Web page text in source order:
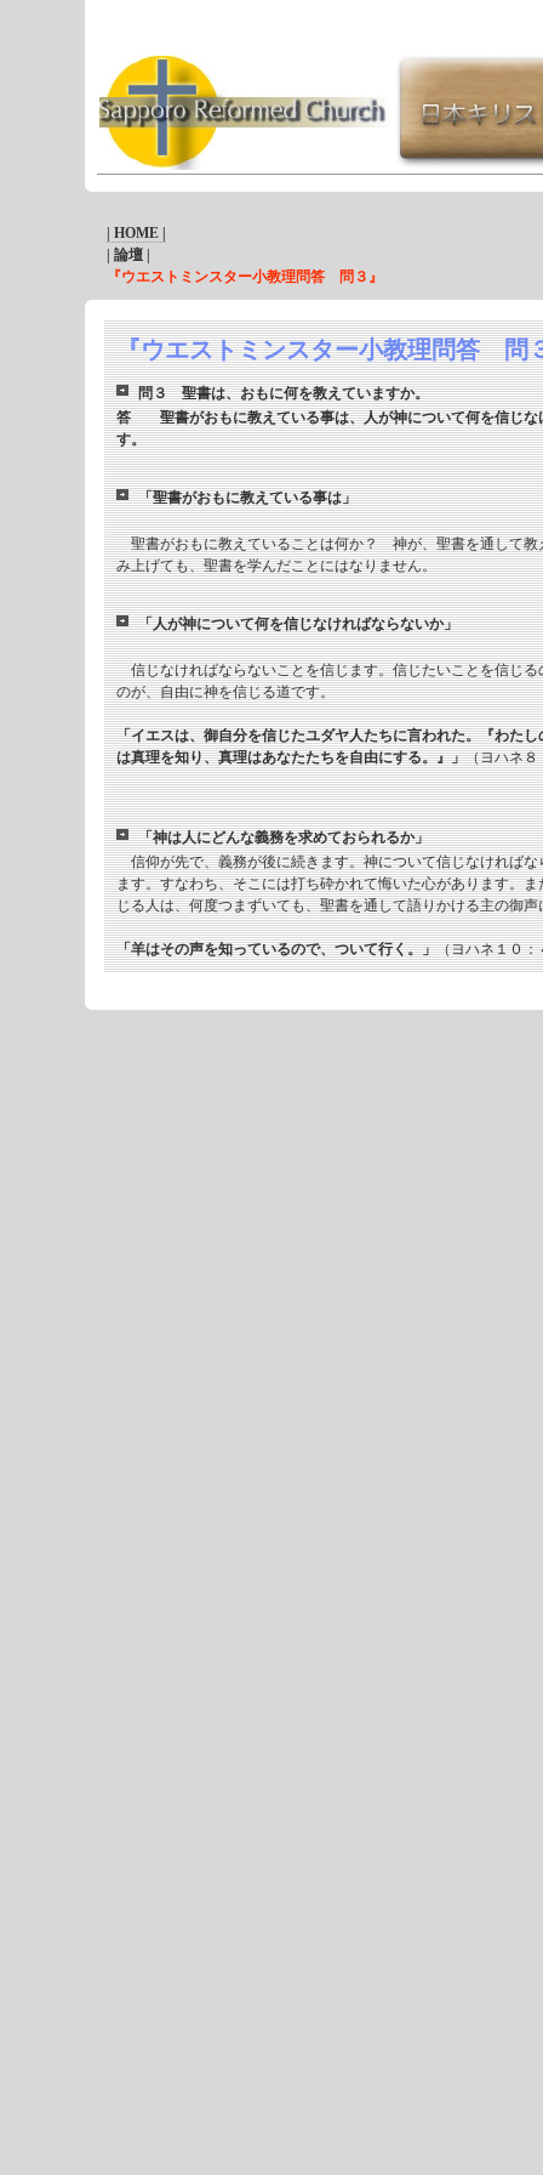
| HOME |
| 論壇 |
『ウエストミンスター小教理問答 問３』
『ウエストミンスター小教理問答 問
問３ 聖書は、おもに何を教えていますか。
答 聖書がおもに教えている事は、人が神について何を信じな
す。
「聖書がおもに教えている事は」
聖書がおもに教えていることは何か？ 神が、聖書を通して教
み上げても、聖書を学んだことにはなりません。
「人が神について何を信じなければならないか」
信じなければならないことを信じます。信じたいことを信じる
のが、自由に神を信じる道です。
「イエスは、御自分を信じたユダヤ人たちに言われた。『わた
は真理を知り、真理はあなたたちを自由にする。』」（ヨハネ８
「神は人にどんな義務を求めておられるか」
信仰が先で、義務が後に続きます。神について信じなければな
ます。すなわち、そこには打ち砕かれて悔いた心があります。
じる人は、何度つまずいても、聖書を通して語りかける主の御
「羊はその声を知っているので、ついて行く。」（ヨハネ１０：